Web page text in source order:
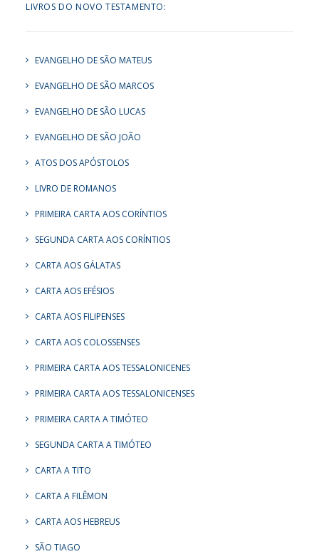
LIVROS DO NOVO TESTAMENTO:
EVANGELHO DE SÃO MATEUS
EVANGELHO DE SÃO MARCOS
EVANGELHO DE SÃO LUCAS
EVANGELHO DE SÃO JOÃO
ATOS DOS APÓSTOLOS
LIVRO DE ROMANOS
PRIMEIRA CARTA AOS CORÍNTIOS
SEGUNDA CARTA AOS CORÍNTIOS
CARTA AOS GÁLATAS
CARTA AOS EFÉSIOS
CARTA AOS FILIPENSES
CARTA AOS COLOSSENSES
PRIMEIRA CARTA AOS TESSALONICENES
PRIMEIRA CARTA AOS TESSALONICENSES
PRIMEIRA CARTA A TIMÓTEO
SEGUNDA CARTA A TIMÓTEO
CARTA A TITO
CARTA A FILÊMON
CARTA AOS HEBREUS
SÃO TIAGO